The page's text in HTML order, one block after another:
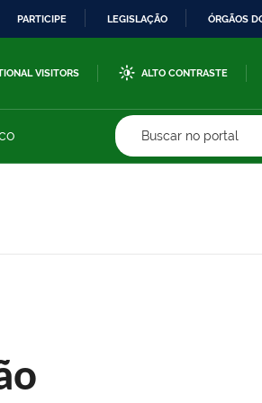
PARTICIPE LEGISLAÇÃO ÓRGÃOS
VISITORS ALTO CONTRASTE
Buscar no portal